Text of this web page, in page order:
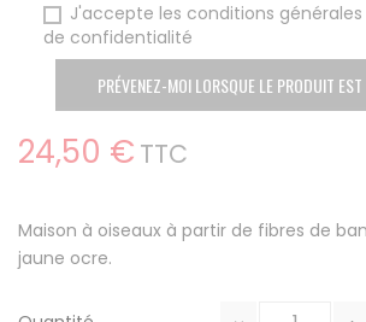
J'accepte les conditions
de confidentialité
PRÉVENEZ-MOI LORSQUE LE PRODUIT
24,50 € TTC
Maison à oiseaux à partir de fibres de
jaune ocre.